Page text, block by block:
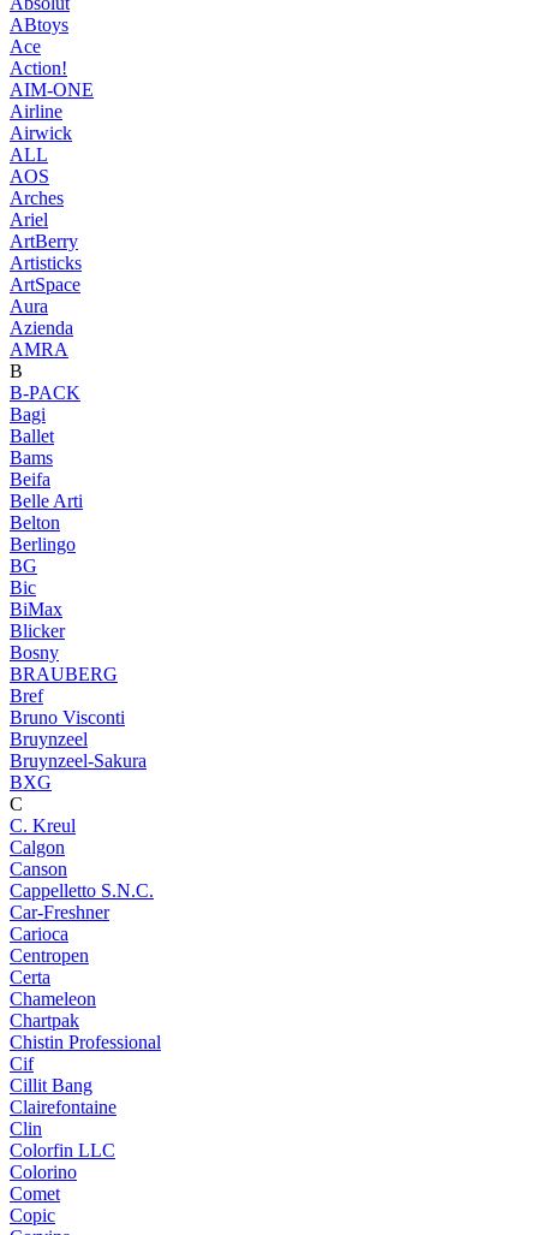
ABtoys
Ace
Action!
AIM-ONE
Airline
Airwick
ALL
AOS
Arches
Ariel
ArtBerry
Artisticks
ArtSpace
Aura
Azienda
AМRA
B
B-PACK
Bagi
Ballet
Bams
Beifa
Belle Arti
Belton
Berlingo
BG
Bic
BiMax
Blicker
Bosny
BRAUBERG
Bref
Bruno Visconti
Bruynzeel
Bruynzeel-Sakura
BXG
C
C. Kreul
Calgon
Canson
Cappelletto S.N.C.
Car-Freshner
Carioca
Centropen
Certa
Chameleon
Chartpak
Chistin Professional
Cif
Cillit Bang
Clairefontaine
Clin
Colorfin LLC
Colorino
Comet
Copic